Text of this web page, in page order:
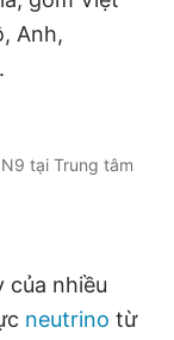
cáo
Chính sách bảo
Anh,
tại Trung tâm
của nhiều
neutrino từ